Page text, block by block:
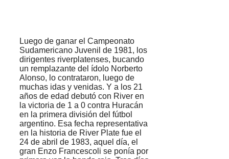
Luego de ganar el Campeonato
Sudamericano Juvenil de 1981, los
dirigentes riverplatenses, bucando
un remplazante del ídolo Norberto
Alonso, lo contrataron, luego de
muchas idas y venidas. Y a los 21
años de edad debutó con River en
la victoria de 1 a 0 contra Huracán
en la primera división del fútbol
argentino. Esa fecha representativa
en la historia de River Plate fue el
24 de abril de 1983, aquel día, el
gran Enzo Francescoli se ponía por